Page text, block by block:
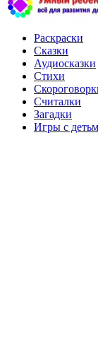
Раскраски
Сказки
Аудиосказки
Стихи
Считалки
Загадки
Игры с